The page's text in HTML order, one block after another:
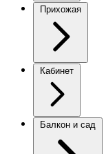
Прихожая
Кабинет
Балкон и сад